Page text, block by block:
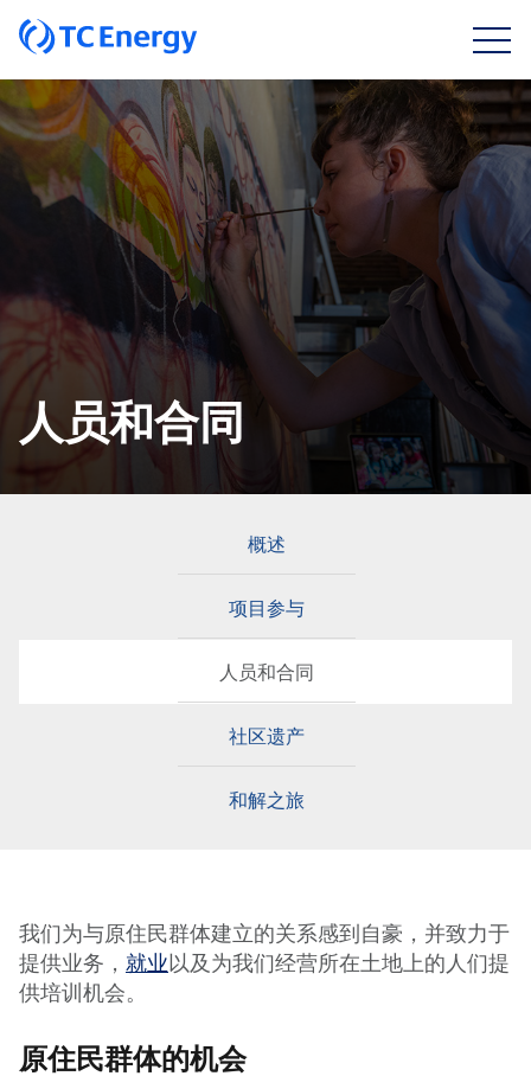
人员和合同
概述
项目参与
人员和合同
社区遗产
和解之旅
我们为与原住民群体建立的关系感到自豪，并致力于
提供业务， 就业以及为我们经营所在土地上的人们提
供培训机会。
原住民群体的机会